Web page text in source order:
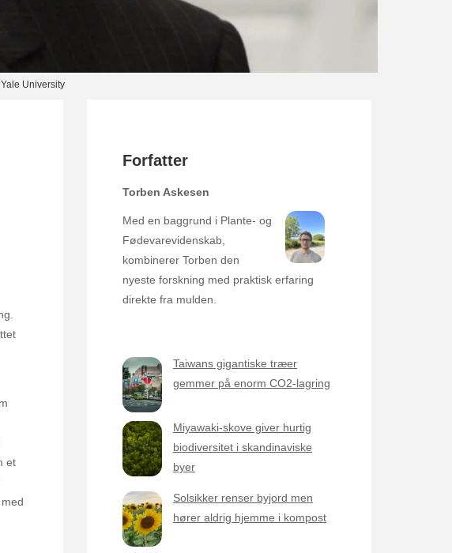
University
et
Forfatter
Torben Askesen
Med en baggrund i Plante- og
Fødevarevidenskab,
kombinerer Torben den
nyeste forskning med praktisk erfaring
direkte fra mulden.
Taiwans gigantiske træer
gemmer på enorm CO2-lagring
Miyawaki-skove giver hurtig
biodiversitet i skandinaviske
byer
Solsikker renser byjord men
hører aldrig hjemme i kompost